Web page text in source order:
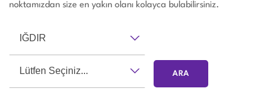
noktamızdan size en yakın olanı kolayca bulabilirsiniz.
IĞDIR
Lütfen Seçiniz...